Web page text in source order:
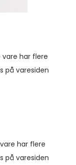
har flere
på varesiden
har flere
på varesiden